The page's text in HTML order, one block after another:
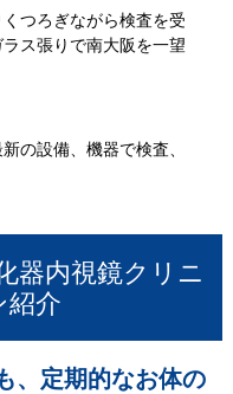
つろぎながら検査を受
ス張りで南大阪を一望
の設備、機器で検査、
器内視鏡クリニ
紹介
、定期的なお体の